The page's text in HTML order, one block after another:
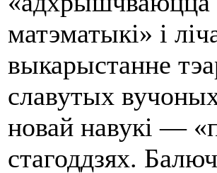
матэматыкі» i
выкарыстанне
славутых
новай навукі —
стагоддзях.